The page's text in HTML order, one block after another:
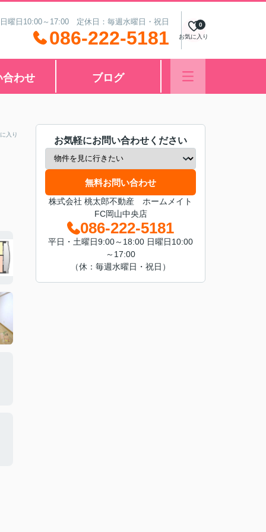
曜日10:00～17:00 定休日：毎週水曜日・祝日
086-222-5181 お気に入り
0
合わせ ブログ
入り
お気軽にお問い合わせください
無料お問い合わせ
株式会社 桃太郎不動産 ホームメイト
FC岡山中央店
086-222-5181
平日・土曜日9:00～18:00 日曜日10:00
～17:00
（休：毎週水曜日・祝日）